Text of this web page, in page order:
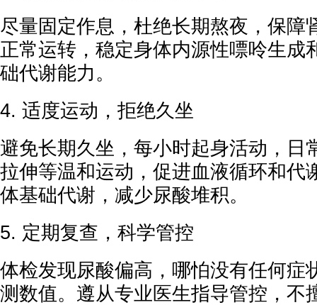
尽量固定作息，杜绝长期熬夜，保障
正常运转，稳定身体内源性嘌呤生成
础代谢能力。
4. 适度运动，拒绝久坐
避免长期久坐，每小时起身活动，日
拉伸等温和运动，促进血液循环和代
体基础代谢，减少尿酸堆积。
5. 定期复查，科学管控
体检发现尿酸偏高，哪怕没有任何症
测数值。遵从专业医生指导管控，不